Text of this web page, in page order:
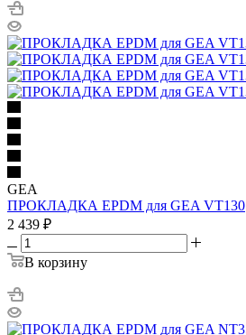
GEA
ПРОКЛАДКА EPDM для GEA VT130
2 439 ₽
В корзину